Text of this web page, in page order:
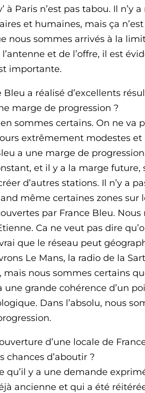
Paris n’est pas tabou. Il n’y
et humaines, mais ça
nous sommes arrivés à la
et de l’offre, il est
importante.
a réalisé d’excellents
marge de progression ?
sommes certains. On ne va
extrêmement modestes
a une marge de
et il y a la marge future,
d’autres stations. Il n’y a
même certaines zones sur
par France Bleu. Nous
Ca ne veut pas dire
que le réseau peut
Le Mans, la radio de la
nous sommes certains
grande cohérence d’un
Dans l’absolu, nous
d’une locale de
chances d’aboutir ?
qu’il y a une demande
ancienne et qui a été